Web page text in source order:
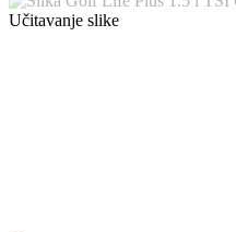
Učitavanje slike